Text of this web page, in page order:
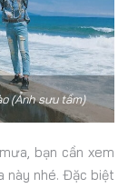
(Ảnh sưu tầm)
bạn cần xem
này nhé. Đặc biệt